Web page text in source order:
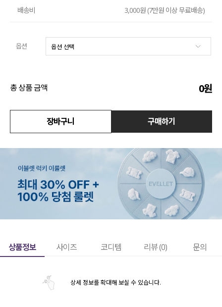
니트배송비 3,000원 (7만원 이상 무료배송)
옵션
총 상품 금액 0원
장바구니 구매하기
상품정보 사이즈 코디템 리뷰 (0) 문의
상세 정보를 확대해 보실 수 있습니다.